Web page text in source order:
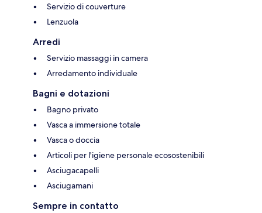
Servizio di couverture
Lenzuola
Arredi
Servizio massaggi in camera
Arredamento individuale
Bagni e dotazioni
Bagno privato
Vasca a immersione totale
Vasca o doccia
Articoli per l'igiene personale ecosostenibili
Asciugacapelli
Asciugamani
Sempre in contatto